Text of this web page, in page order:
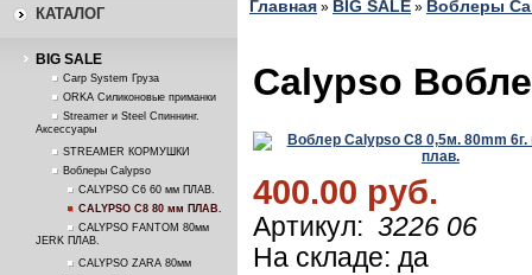
КАТАЛОГ
BIG SALE
Carp System Груза
ORKA Силиконовые приманки
Streamer и Steel Спиннинг.
Аксессуары
STREAMER КОРМУШКИ
Воблеры Calypso
CALYPSO C6 60 мм ПЛАВ.
CALYPSO C8 80 мм ПЛАВ.
CALYPSO FANTOM 80мм
JERK ПЛАВ.
CALYPSO ZARA 80мм
Главная » BIG SALE » Воблеры
Calypso
400.00 руб.
Артикул: 3226 06
На складе: да